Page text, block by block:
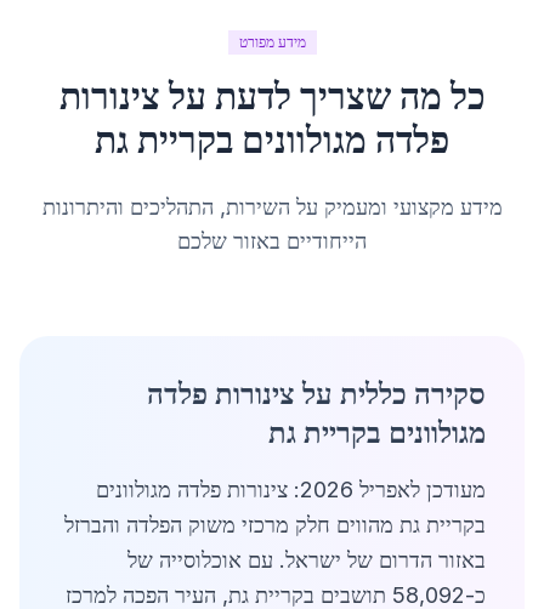
מידע מפורט
כל מה שצריך לדעת עלצינורות
פלדה מגולוונים בקריית גת
מידע מקצועי ומעמיק על השירות, התהליכים והיתרונות
הייחודיים באזור שלכם
סקירה כללית על צינורות פלדה
מגולוונים בקריית גת
מעודכן לאפריל 2026: צינורות פלדה מגולוונים
בקריית גת מהווים חלק מרכזי משוק הפלדה והברזל
באזור הדרום של ישראל. עם אוכלוסייה של
כ-58,092 תושבים בקריית גת, העיר הפכה למרכז